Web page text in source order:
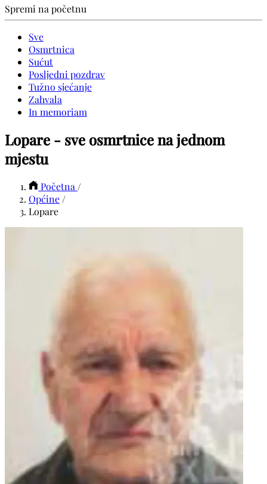
Spremi na početnu
Sve
Osmrtnica
Sućut
Posljedni pozdrav
Tužno sjećanje
Zahvala
In memoriam
Lopare - sve osmrtnice na jednom
mjestu
Početna /
Općine /
Lopare